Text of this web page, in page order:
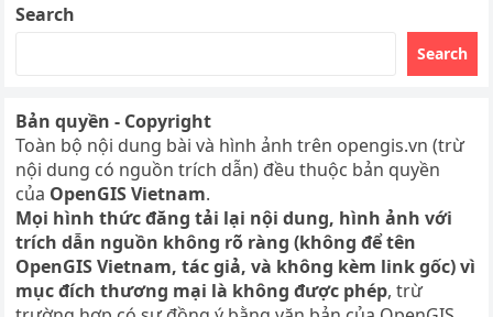
Search
Search
Bản quyền - Copyright
Toàn bộ nội dung bài và hình ảnh trên opengis.vn (trừ
nội dung có nguồn trích dẫn) đều thuộc bản quyền
của OpenGIS Vietnam.
Mọi hình thức đăng tải lại nội dung, hình ảnh với
trích dẫn nguồn không rõ ràng (không để tên
OpenGIS Vietnam, tác giả, và không kèm link gốc) vì
mục đích thương mại là không được phép, trừ